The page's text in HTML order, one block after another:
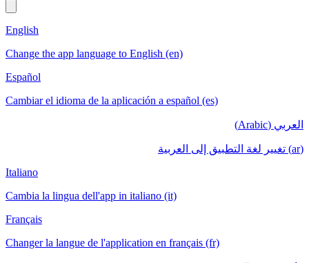
English
Change the app language to English (en)
Español
Cambiar el idioma de la aplicación a español (es)
العربي (Arabic)
(ar) تغيير لغة التطبيق إلى العربية
Italiano
Cambia la lingua dell'app in italiano (it)
Français
Changer la langue de l'application en français (fr)